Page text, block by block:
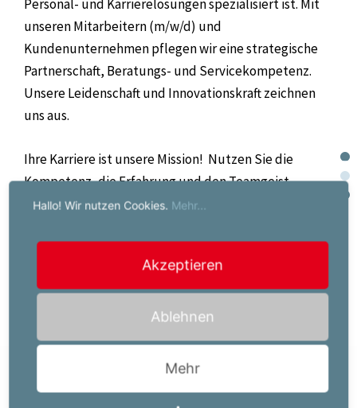
Personal- und Karrierelösungen spezialisiert ist. Mit
unseren Mitarbeitern (m/w/d) und
Kundenunternehmen pflegen wir eine strategische
Partnerschaft, Beratungs- und Servicekompetenz.
Unsere Leidenschaft und Innovationskraft zeichnen
uns aus.
Ihre Karriere ist unsere Mission! Nutzen Sie die
Kompetenz, die Erfahrung und den Teamgeist
unseres Unternehmens, um den optimalen
Jetzt bewerben!
Hallo! Wir nutzen Cookies. Mehr...
Akzeptieren
Ablehnen
Mehr